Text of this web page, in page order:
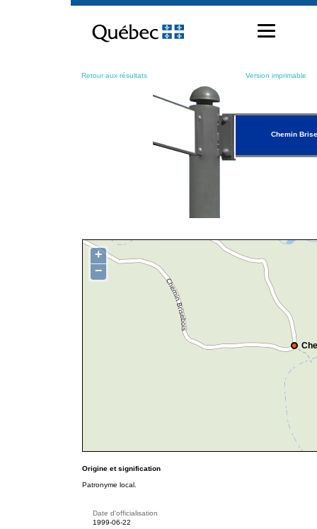
contenu
Retour aux résultats Version imprimable
Chemin
+
−
Origine et signification
Patronyme local.
Date d'officialisation
1999-06-22